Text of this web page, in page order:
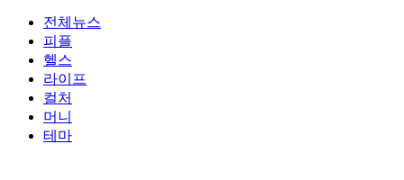
전체뉴스
피플
헬스
라이프
컬처
머니
테마